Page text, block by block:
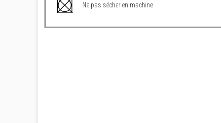
Ne pas sécher en machine